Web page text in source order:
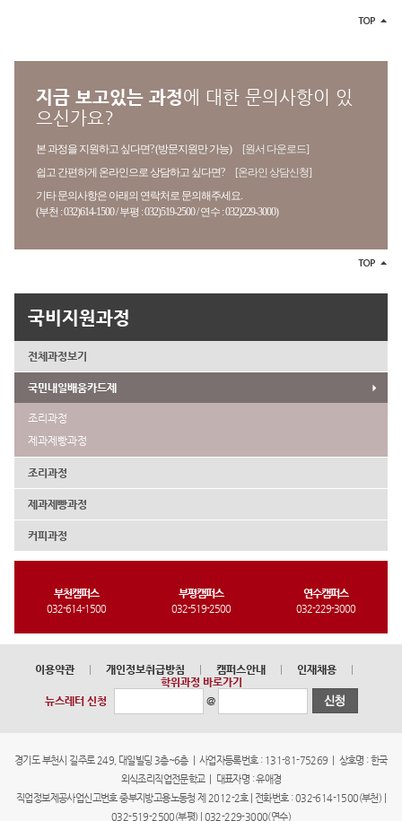
지금 보고있는 과정에 대한 문의사항이 있
으신가요?
본 과정을 지원하고 싶다면? (방문지원만 가능)
[원서 다운로드]
쉽고 간편하게 온라인으로 상담하고 싶다면?
[온라인 상담신청]
기타 문의사항은 아래의 연락처로 문의해주세요.
(부천 : 032)614-1500 / 부평 : 032)519-2500 / 연수 : 032)229-3000)
국비지원과정
전체과정보기
국민내일배움카드제
조리과정
제과제빵과정
조리과정
제과제빵과정
커피과정
부천캠퍼스
032-614-1500
부평캠퍼스
032-519-2500
연수캠퍼스
032-229-3000
이용약관 | 개인정보취급방침 | 캠퍼스안내 | 인재채용
|
학위과정 바로가기
뉴스레터 신청
@
경기도 부천시 길주로 249, 대일빌딩 3층~6층 | 사업자등록번호 : 131-81-75269 | 상호명 : 한국
외식조리직업전문학교 | 대표자명 : 유애경
직업정보제공사업신고번호 중부지방고용노동청 제 2012-2호 | 전화번호 : 032-614-1500(부천) |
032-519-2500(부평) | 032-229-3000(연수)